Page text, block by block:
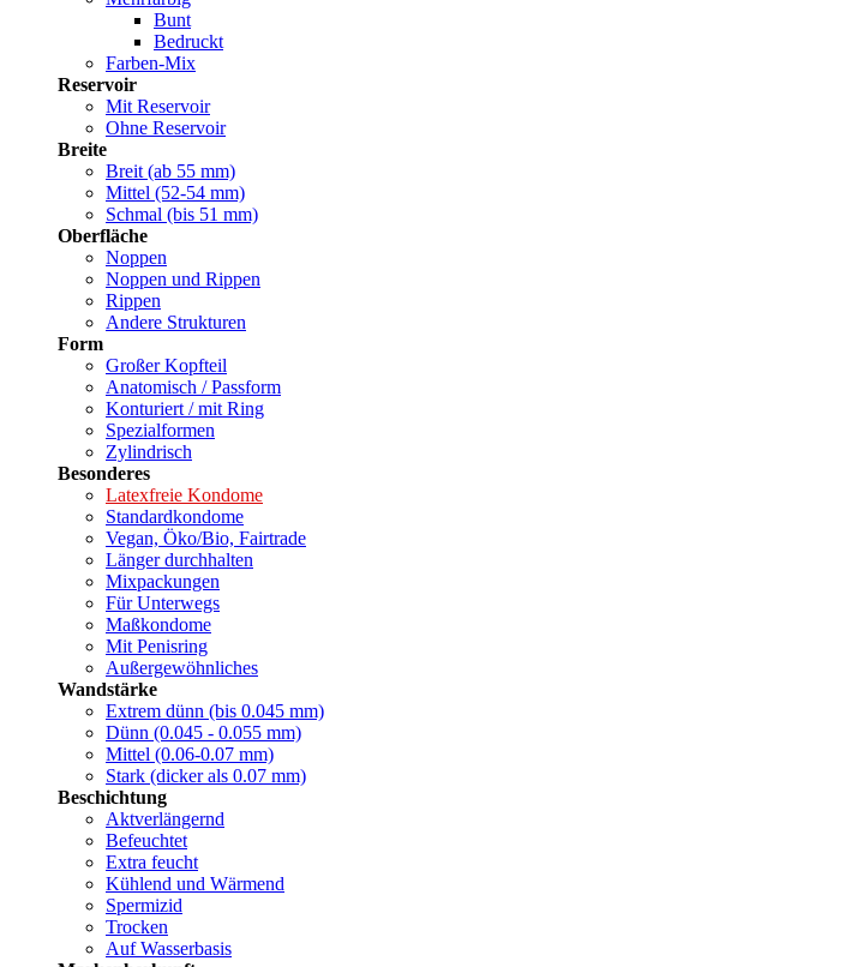
Bunt
Bedruckt
Farben-Mix
Reservoir
Mit Reservoir
Ohne Reservoir
Breite
Breit (ab 55 mm)
Mittel (52-54 mm)
Schmal (bis 51 mm)
Oberfläche
Noppen
Noppen und Rippen
Rippen
Andere Strukturen
Form
Großer Kopfteil
Anatomisch / Passform
Konturiert / mit Ring
Spezialformen
Zylindrisch
Besonderes
Latexfreie Kondome
Standardkondome
Vegan, Öko/Bio, Fairtrade
Länger durchhalten
Mixpackungen
Für Unterwegs
Maßkondome
Mit Penisring
Außergewöhnliches
Wandstärke
Extrem dünn (bis 0.045 mm)
Dünn (0.045 - 0.055 mm)
Mittel (0.06-0.07 mm)
Stark (dicker als 0.07 mm)
Beschichtung
Aktverlängernd
Befeuchtet
Extra feucht
Kühlend und Wärmend
Spermizid
Trocken
Auf Wasserbasis